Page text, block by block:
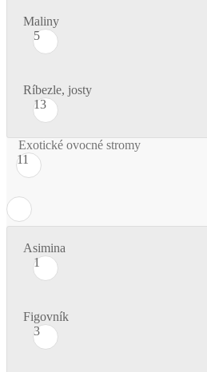
Maliny
5
Ríbezle, josty
13
Exotické ovocné stromy
11
Asimina
1
Figovník
3